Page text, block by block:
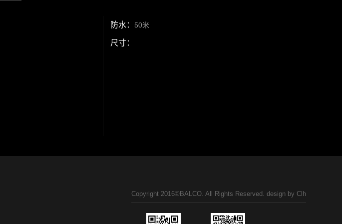
防水： 50米
尺寸：
Copyright 2016©BALCO. All Rights Reserved. design by Clh